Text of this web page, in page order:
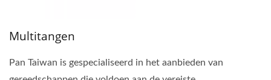
Multitangen
Pan Taiwan is gespecialiseerd in het aanbieden van